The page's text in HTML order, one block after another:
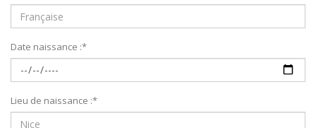
Date naissance :*
Lieu de naissance :*